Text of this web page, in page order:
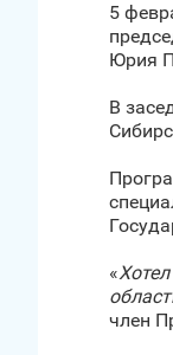
5
Юрия
В
«
член